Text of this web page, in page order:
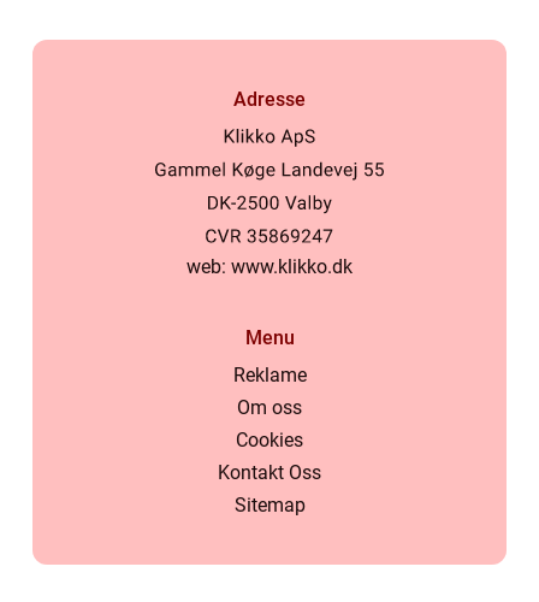
Adresse
web: www.klikko.dk
Menu
Reklame
Om oss
Cookies
Kontakt Oss
Sitemap